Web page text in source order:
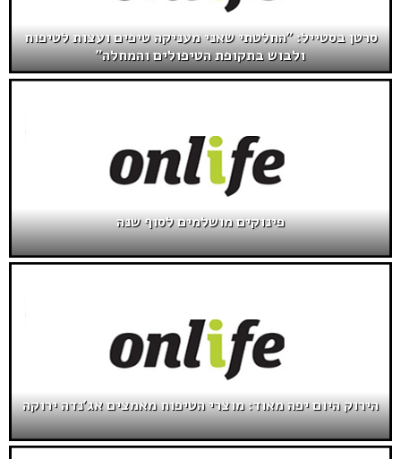
סרטן בסטייל: "החלטתי שאני מעניקה טיפים ועצות לטיפוח
ולבוש בתקופת הטיפולים והמחלה"
פינוקים מושלמים לסוף שנה
הירוק היום יפה מאוד: מוצרי הטיפוח מאמצים אג'נדה ירוקה